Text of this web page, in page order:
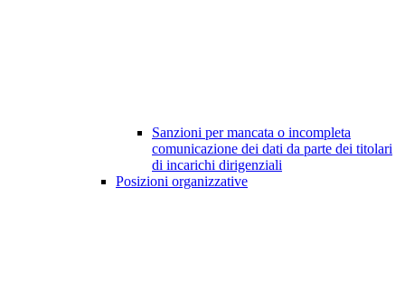
Sanzioni per mancata o incompleta
comunicazione dei dati da parte dei titolari
di incarichi dirigenziali
Posizioni organizzative